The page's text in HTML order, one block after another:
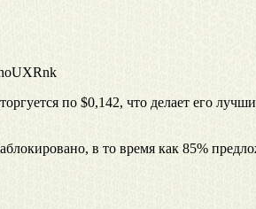
по $0,142, что делает его
в то время как 85%